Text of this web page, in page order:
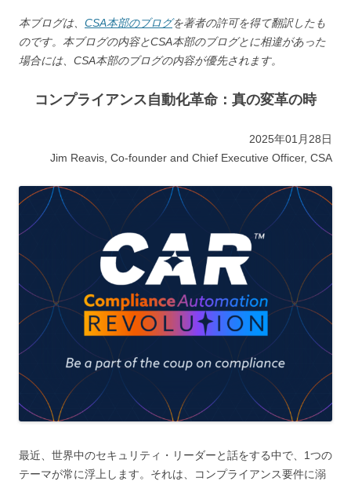
本ブログは、 CSA本部のブログを著者の許可を得て翻訳したも
のです。本ブログの内容とCSA本部のブログとに相違があった
場合には、CSA本部のブログの内容が優先されます。
コンプライアンス自動化革命：真の変革の時
2025年01月28日
Jim Reavis, Co-founder and Chief Executive Officer, CSA
最近、世界中のセキュリティ・リーダーと話をする中で、1つの
テーマが常に浮上します。それは、コンプライアンス要件に溺